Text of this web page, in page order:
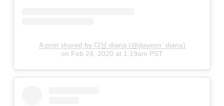
A post shared by 댜닝 diana (@dayeon_diana)
on Feb 24, 2020 at 1:19am PST